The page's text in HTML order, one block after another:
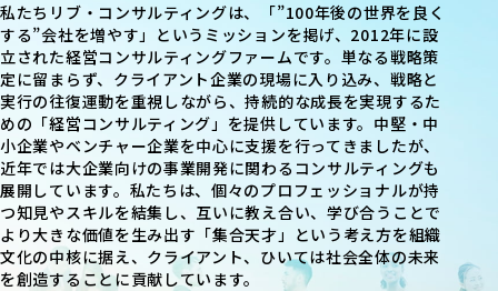
私たちリブ・コンサルティングは、「”100年後の世界を良く
する”会社を増やす」というミッションを掲げ、2012年に設
立された経営コンサルティングファームです。単なる戦略策
定に留まらず、クライアント企業の現場に入り込み、戦略と
実行の往復運動を重視しながら、持続的な成長を実現するた
めの「経営コンサルティング」を提供しています。中堅・中
小企業やベンチャー企業を中心に支援を行ってきましたが、
近年では大企業向けの事業開発に関わるコンサルティングも
展開しています。私たちは、個々のプロフェッショナルが持
つ知見やスキルを結集し、互いに教え合い、学び合うことで
より大きな価値を生み出す「集合天才」という考え方を組織
文化の中核に据え、クライアント、ひいては社会全体の未来
を創造することに貢献しています。